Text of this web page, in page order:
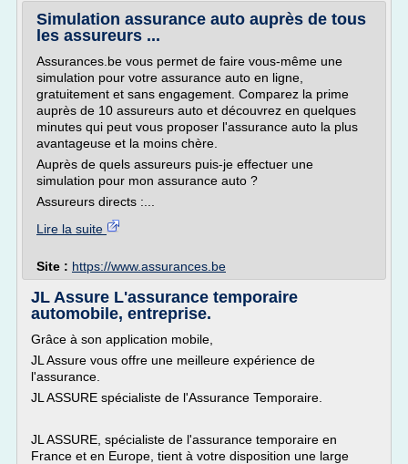
Simulation assurance auto auprès de tous
les assureurs ...
Assurances.be vous permet de faire vous-même une
simulation pour votre assurance auto en ligne,
gratuitement et sans engagement. Comparez la prime
auprès de 10 assureurs auto et découvrez en quelques
minutes qui peut vous proposer l'assurance auto la plus
avantageuse et la moins chère.
Auprès de quels assureurs puis-je effectuer une
simulation pour mon assurance auto ?
Assureurs directs :...
Lire la suite
Site : https://www.assurances.be
JL Assure L'assurance temporaire
automobile, entreprise.
Grâce à son application mobile,
JL Assure vous offre une meilleure expérience de
l'assurance.
JL ASSURE spécialiste de l'Assurance Temporaire.
JL ASSURE, spécialiste de l'assurance temporaire en
France et en Europe, tient à votre disposition une large